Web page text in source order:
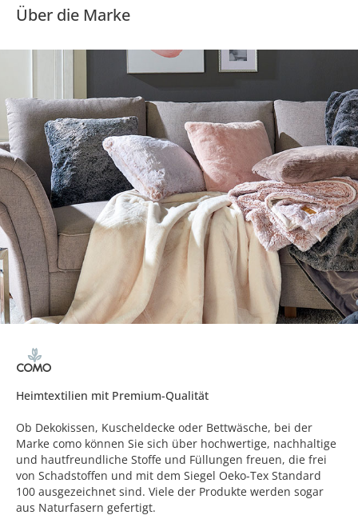
Über die Marke
Heimtextilien mit Premium-Qualität
Ob Dekokissen, Kuscheldecke oder Bettwäsche, bei der
Marke como können Sie sich über hochwertige, nachhaltige
und hautfreundliche Stoffe und Füllungen freuen, die frei
von Schadstoffen und mit dem Siegel Oeko-Tex Standard
100 ausgezeichnet sind. Viele der Produkte werden sogar
aus Naturfasern gefertigt.